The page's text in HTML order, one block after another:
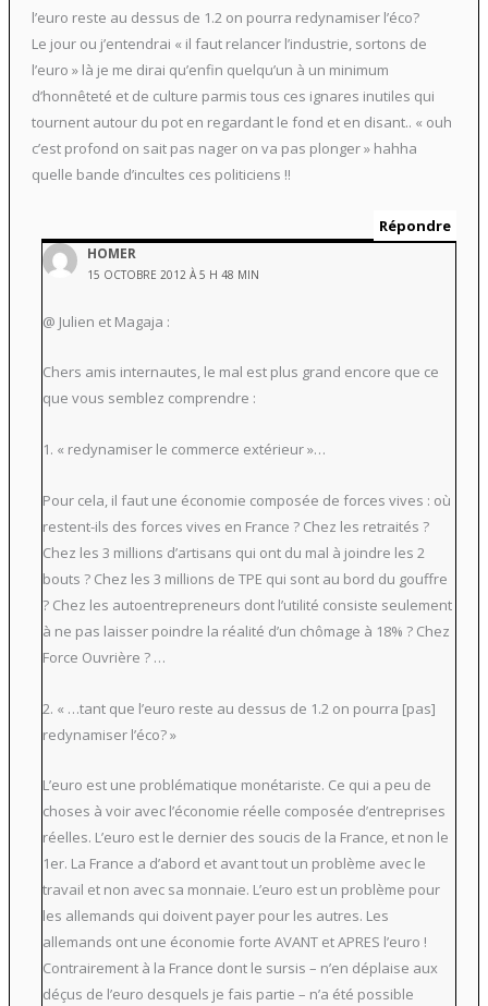
l’euro reste au dessus de 1.2 on pourra redynamiser l’éco?
Le jour ou j’entendrai « il faut relancer l’industrie, sortons de
l’euro » là je me dirai qu’enfin quelqu’un à un minimum
d’honnêteté et de culture parmis tous ces ignares inutiles qui
tournent autour du pot en regardant le fond et en disant.. « ouh
c’est profond on sait pas nager on va pas plonger » hahha
quelle bande d’incultes ces politiciens !!
Répondre
HOMER
15 OCTOBRE 2012 À 5 H 48 MIN
@ Julien et Magaja :
Chers amis internautes, le mal est plus grand encore que ce
que vous semblez comprendre :
1. « redynamiser le commerce extérieur »…
Pour cela, il faut une économie composée de forces vives : où
restent-ils des forces vives en France ? Chez les retraités ?
Chez les 3 millions d’artisans qui ont du mal à joindre les 2
bouts ? Chez les 3 millions de TPE qui sont au bord du gouffre
? Chez les autoentrepreneurs dont l’utilité consiste seulement
à ne pas laisser poindre la réalité d’un chômage à 18% ? Chez
Force Ouvrière ? …
2. « …tant que l’euro reste au dessus de 1.2 on pourra [pas]
redynamiser l’éco? »
L’euro est une problématique monétariste. Ce qui a peu de
choses à voir avec l’économie réelle composée d’entreprises
réelles. L’euro est le dernier des soucis de la France, et non le
1er. La France a d’abord et avant tout un problème avec le
travail et non avec sa monnaie. L’euro est un problème pour
les allemands qui doivent payer pour les autres. Les
allemands ont une économie forte AVANT et APRES l’euro !
Contrairement à la France dont le sursis – n’en déplaise aux
déçus de l’euro desquels je fais partie – n’a été possible